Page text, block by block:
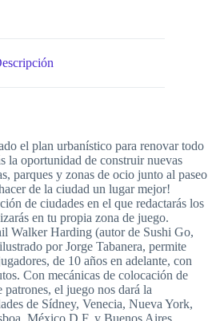
el plan urbanístico para renovar todo
la oportunidad de construir nuevas
parques y zonas de ocio junto al paseo
de la ciudad un lugar mejor!
de ciudades en el que redactarás los
en tu propia zona de juego.
Walker Harding (autor de Sushi Go,
por Jorge Tabanera, permite
de 10 años en adelante, con
Con mecánicas de colocación de
el juego nos dará la
de Sídney, Venecia, Nueva York,
México D.F. y Buenos Aires.